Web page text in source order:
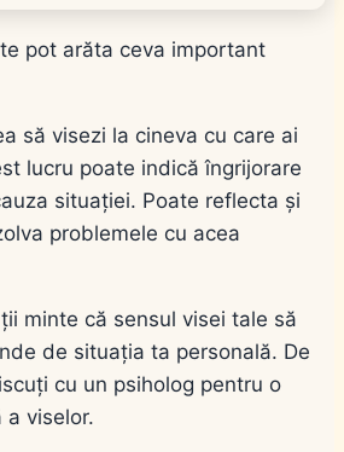
pot arăta ceva important
să visezi la cineva cu care ai
lucru poate indică îngrijorare
situației. Poate reflecta și
problemele cu acea
minte că sensul visei tale să
de situația ta personală. De
cu un psiholog pentru o
a viselor.